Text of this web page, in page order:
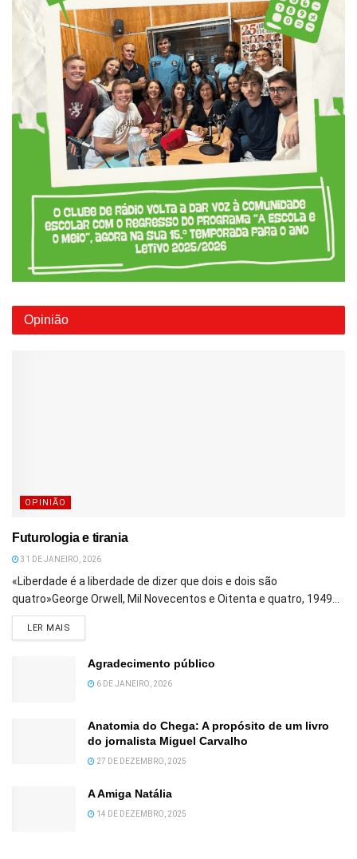
Opinião
OPINIÃO
Futurologia e tirania
31 DE JANEIRO, 2026
«Liberdade é a liberdade de dizer que dois e dois são
quatro»George Orwell, Mil Novecentos e Oitenta e quatro, 1949...
LER MAIS
Agradecimento público
6 DE JANEIRO, 2026
Anatomia do Chega: A propósito de um livro
do jornalista Miguel Carvalho
27 DE DEZEMBRO, 2025
A Amiga Natália
14 DE DEZEMBRO, 2025